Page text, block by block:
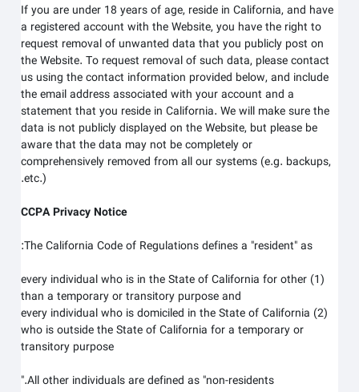
If you are under 18 years of age, reside in California, and have
a registered account withthe Website, you have the right to
request removal of unwanted data that you publicly post on
theWebsite. To request removal of such data, please contact
us using the contact information provided below, and include
the email address associated with your account and a
statement that you reside in California. We will make sure the
data is not publicly displayed on theWebsite, but please be
aware that the data may not be completely or
comprehensively removed from all our systems (e.g. backups,
etc.).
CCPA Privacy Notice
The California Code of Regulations defines a "resident" as:
(1) every individual who is in the State of California for other
than a temporary or transitory purpose and
(2) every individual who is domiciled in the State of California
who is outside the State of California for a temporary or
transitory purpose
All other individuals are defined as "non-residents."